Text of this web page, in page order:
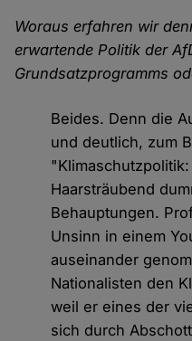
Woraus erfahren wir
erwartende Politik der
Grundsatzprogramms
Beides. Denn die
und deutlich, zum
Haarsträubend
Behauptungen.
Unsinn in einem
auseinander
Nationalisten den
weil er eines der
sich durch